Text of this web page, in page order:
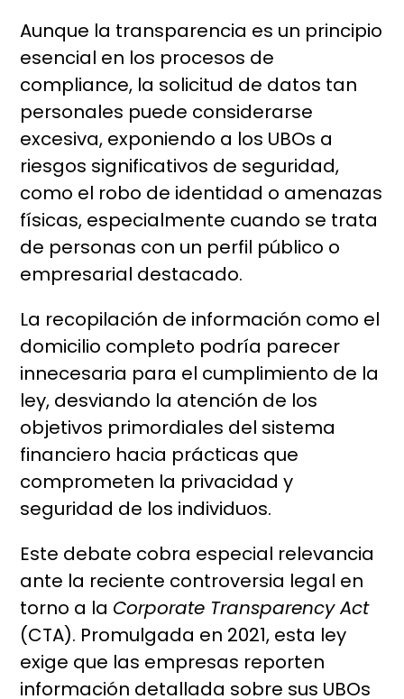
Aunque la transparencia es un principio
esencial en los procesos de
compliance, la solicitud de datos tan
personales puede considerarse
excesiva, exponiendo a los UBOs a
riesgos significativos de seguridad,
como el robo de identidad o amenazas
físicas, especialmente cuando se trata
de personas con un perfil público o
empresarial destacado.
La recopilación de información como el
domicilio completo podría parecer
innecesaria para el cumplimiento de la
ley, desviando la atención de los
objetivos primordiales del sistema
financiero hacia prácticas que
comprometen la privacidad y
seguridad de los individuos.
Este debate cobra especial relevancia
ante la reciente controversia legal en
torno a la Corporate Transparency Act
(CTA). Promulgada en 2021, esta ley
exige que las empresas reporten
información detallada sobre sus UBOs